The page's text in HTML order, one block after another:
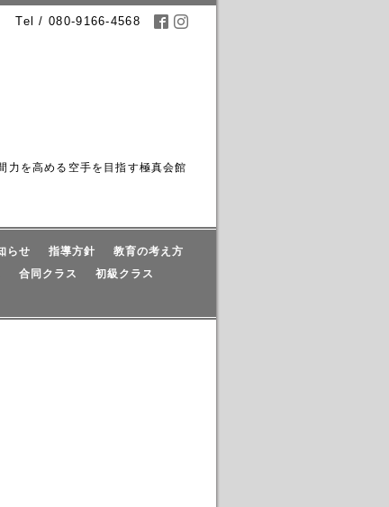
Tel / 080-9166-4568
力を高める空手を目指す極真会館
らせ 指導方針
教育の考え方
合同クラス
初級クラス